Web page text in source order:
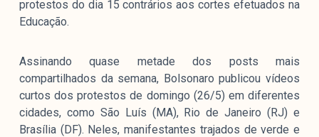
protestos do dia 15 contrários aos cortes efetuados na
Educação.
Assinando quase metade dos posts mais
compartilhados da semana, Bolsonaro publicou vídeos
curtos dos protestos de domingo (26/5) em diferentes
cidades, como São Luís (MA), Rio de Janeiro (RJ) e
Brasília (DF). Neles, manifestantes trajados de verde e